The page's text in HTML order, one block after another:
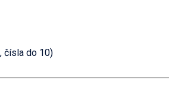
čísla do 10)